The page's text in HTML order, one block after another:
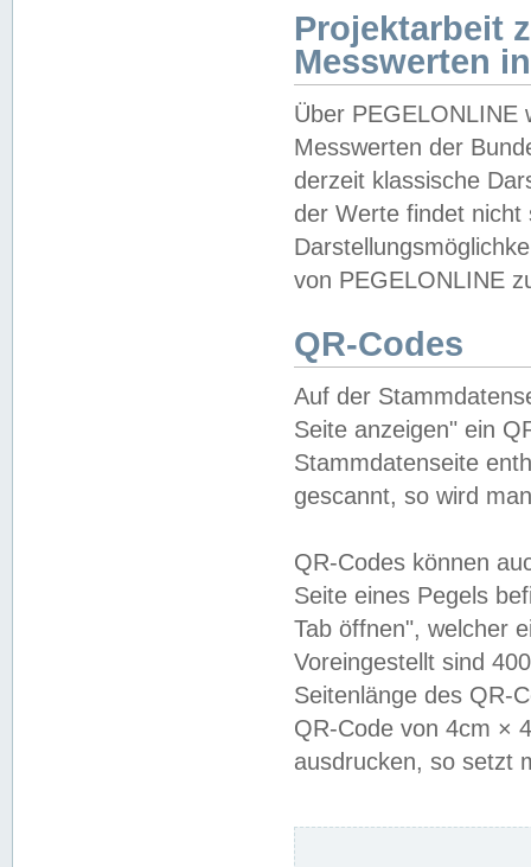
Projektarbeit
Messwerten
Über PEGELONLINE
Messwerten der
derzeit klassische
der Werte findet
von PEGELONLINE
QR-Codes
Auf der
Seite anzeigen" ein
Stammdatenseite
gescannt, so wird
QR-Codes können
Seite eines Pegels
Tab öffnen", welcher
Voreingestellt sind
Seitenlänge des QR-
QR-Code von 4cm ×
ausdrucken, so setzt